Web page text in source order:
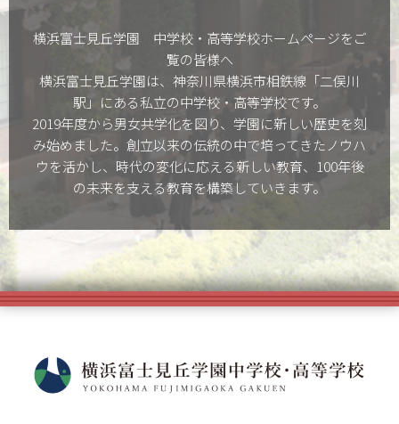
横浜富士見丘学園 中学校・高等学校ホームぺージをご
覧の皆様へ
横浜富士見丘学園は、神奈川県横浜市相鉄線「二俣川
駅」にある私立の中学校・高等学校です。
2019年度から男女共学化を図り、学園に新しい歴史を刻
み始めました。創立以来の伝統の中で培ってきたノウハ
ウを活かし、時代の変化に応える新しい教育、100年後
の未来を支える教育を構築していきます。